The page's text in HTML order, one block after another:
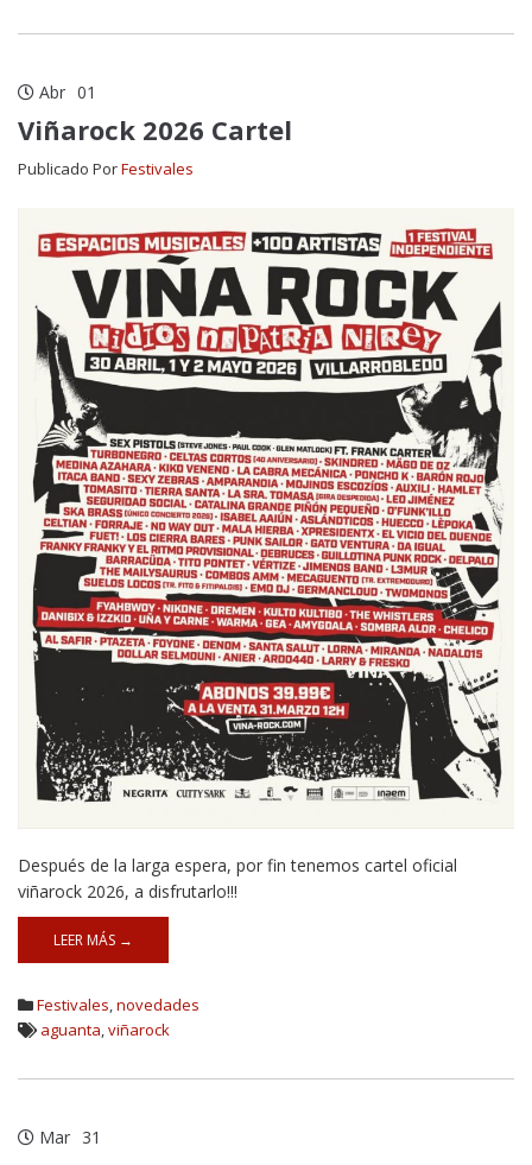
Abr 01
Viñarock 2026 Cartel
Publicado PorFestivales
Después de la larga espera, por fin tenemos cartel oficial
viñarock 2026, a disfrutarlo!!!
LEER MÁS →
Festivales,novedades
aguanta,viñarock
Mar 31